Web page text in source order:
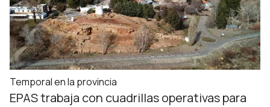
Temporal en la provincia
EPAS trabaja con cuadrillas operativas para